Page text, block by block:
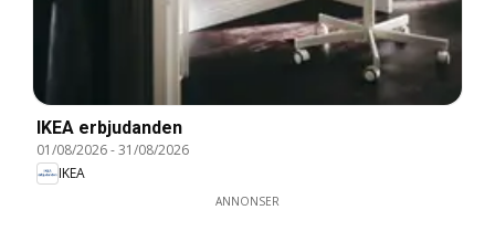
IKEA erbjudanden
01/08/2026-31/08/2026
IKEA
ANNONSER